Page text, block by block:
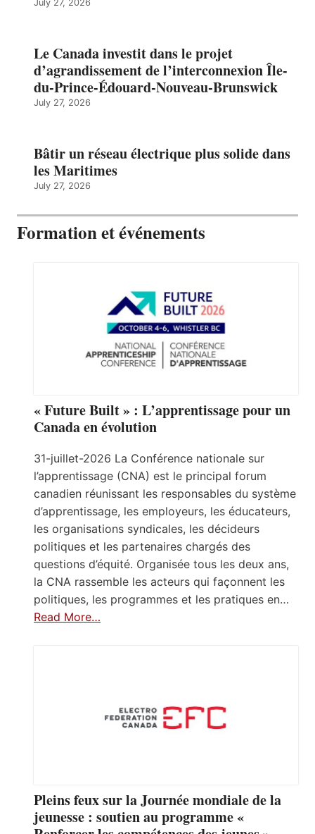
July 27, 2026
Le Canada investit dans le projet
d’agrandissement de l’interconnexion Île-
du-Prince-Édouard-Nouveau-Brunswick
July 27, 2026
Bâtir un réseau électrique plus solide dans
les Maritimes
July 27, 2026
Formation et événements
« Future Built » : L’apprentissage pour un
Canada en évolution
31-juillet-2026 La Conférence nationale sur
l’apprentissage (CNA) est le principal forum
canadien réunissant les responsables du système
d’apprentissage, les employeurs, les éducateurs,
les organisations syndicales, les décideurs
politiques et les partenaires chargés des
questions d’équité. Organisée tous les deux ans,
la CNA rassemble les acteurs qui façonnent les
politiques, les programmes et les pratiques en…
Read More…
Pleins feux sur la Journée mondiale de la
jeunesse : soutien au programme «